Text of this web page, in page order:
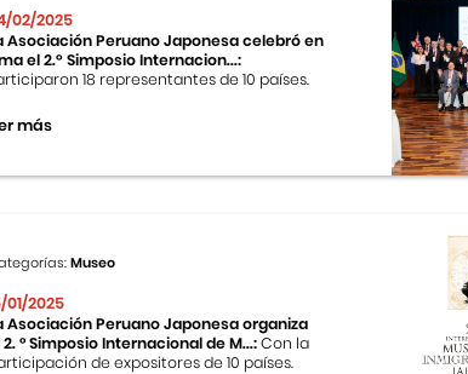
02/2025
Asociación Peruano Japonesa celebró en
el 2.º Simposio Internacion...:
18 representantes de 10 países.
más
Museo
01/2025
Asociación Peruano Japonesa organiza
2. ° Simposio Internacional de M...:Con la
de expositores de 10 países.